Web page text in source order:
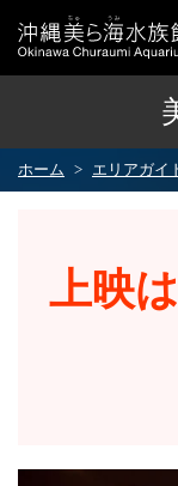
ホーム エリアガイ
上映